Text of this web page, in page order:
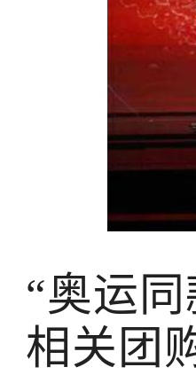
“奥运
相关团